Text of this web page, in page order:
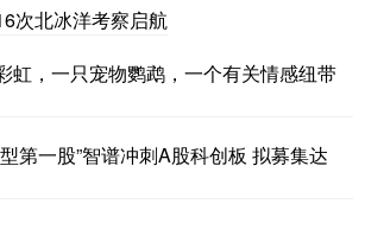
次北冰洋考察启航
虹，一只宠物鹦鹉，一个有关情感纽带
第一股”智谱冲刺A股科创板 拟募集达